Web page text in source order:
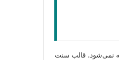
نمی‌شود. قالب سنت